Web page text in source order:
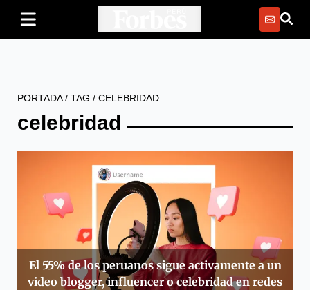
PORTADA/ TAG / CELEBRIDAD
celebridad
El 55% de los peruanos sigue activamente a un
video blogger, influencer o celebridad en redes